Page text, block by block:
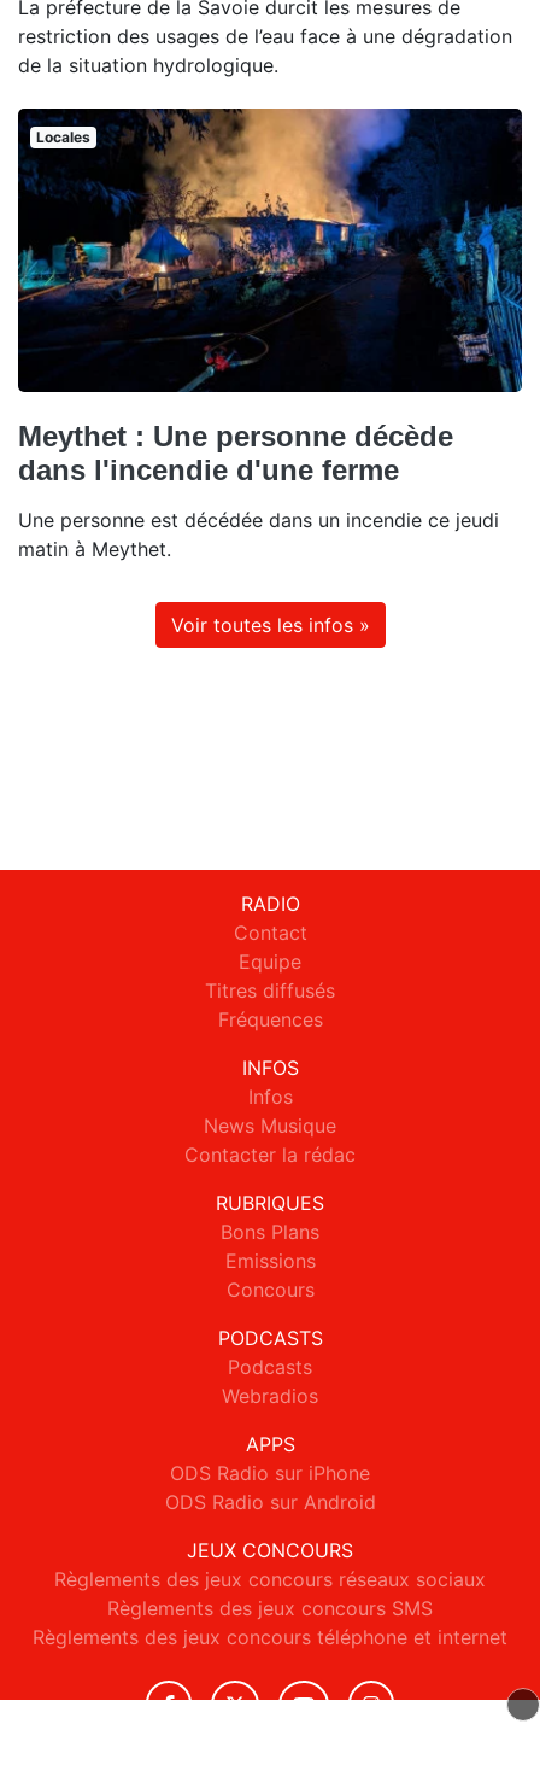
La préfecture de la Savoie durcit les mesures de
restriction des usages de l’eau face à une dégradation
de la situation hydrologique.
Locales
Meythet : Une personne décède
dans l'incendie d'une ferme
Une personne est décédée dans un incendie ce jeudi
matin à Meythet.
Voir toutes les infos »
RADIO
Contact
Equipe
Titres diffusés
Fréquences
INFOS
Infos
News Musique
Contacter la rédac
RUBRIQUES
Bons Plans
Emissions
Concours
PODCASTS
Podcasts
Webradios
APPS
ODS Radio sur iPhone
ODS Radio sur Android
JEUX CONCOURS
Règlements des jeux concours réseaux sociaux
Règlements des jeux concours SMS
Règlements des jeux concours téléphone et internet